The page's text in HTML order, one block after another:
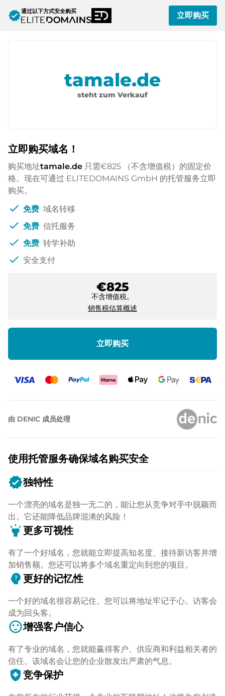
verified通过以下方式安全购买 立即购买
tamale.de
steht zum Verkauf
立即购买域名！
购买地址tamale.de 只需€825
（不含增值税）的固定价
格。现在可通过 ELITEDOMAINS GmbH 的托管服务立即
购买。
check 免费 域名转移
check 免费 信托服务
check 免费 转学补助
check 安全支付
€825
不含增值税。
销售税估算概述
立即购买
由 DENIC 成员处理
使用托管服务确保域名购买安全
verified独特性
一个漂亮的域名是独一无二的，能让您从竞争对手中脱颖而
出。它还能降低品牌混淆的风险！
highlight更多可视性
有了一个好域名，您就能立即提高知名度、接待新访客并增
加销售额。您还可以将多个域名重定向到您的项目。
psychology_alt 更好的记忆性
一个好的域名很容易记住。您可以将地址牢记于心。访客会
成为回头客。
sentiment_satisfied增强客户信心
有了专业的域名，您就能赢得客户、供应商和利益相关者的
信任。该域名会让您的企业散发出严肃的气息。
health_and_safety 竞争保护